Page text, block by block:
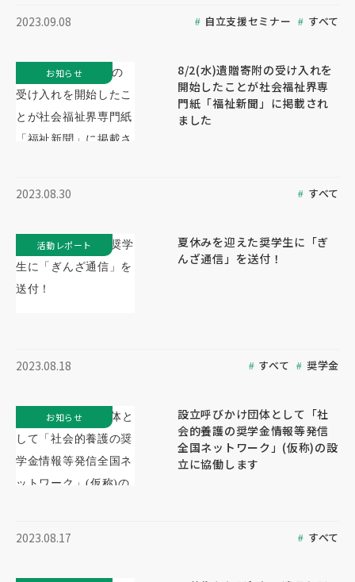
2023.09.08 自立支援セミナー すべて
8/2(水)遺贈寄附の受け入れを
開始したことが社会福祉界専
門紙「福祉新聞」に掲載され
ました
2023.08.30 すべて
お知らせ
夏休みを迎えた奨学生に「ぎ
んざ通信」を送付！
2023.08.18 すべて 奨学金
活動レポート
設立呼びかけ団体として「社
会的養護の奨学金情報等発信
全国ネットワーク」(仮称)の設
立に協働します
2023.08.17 すべて
お知らせ